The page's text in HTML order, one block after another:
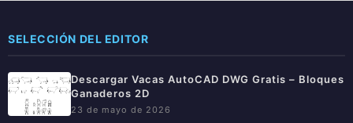
SELECCIÓN DEL EDITOR
Descargar Vacas AutoCAD DWG Gratis – Bloques
Ganaderos 2D
23 de mayo de 2026